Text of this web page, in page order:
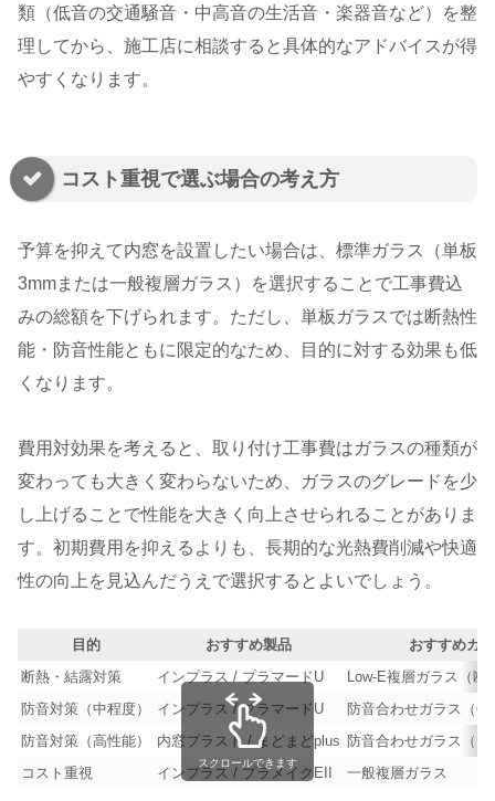
類（低音の交通騒音・中高音の生活音・楽器音など）を整
理してから、施工店に相談すると具体的なアドバイスが得
やすくなります。
コスト重視で選ぶ場合の考え方
予算を抑えて内窓を設置したい場合は、標準ガラス（単板
3mmまたは一般複層ガラス）を選択することで工事費込
みの総額を下げられます。ただし、単板ガラスでは断熱性
能・防音性能ともに限定的なため、目的に対する効果も低
くなります。
費用対効果を考えると、取り付け工事費はガラスの種類が
変わっても大きく変わらないため、ガラスのグレードを少
し上げることで性能を大きく向上させられることがありま
す。初期費用を抑えるよりも、長期的な光熱費削減や快適
性の向上を見込んだうえで選択するとよいでしょう。
目的 おすすめ製品
おすすめガ
断熱・結露対策
インプラス / プラマードU
Low-E複層ガラス（断
防音対策（中程度）
インプラス / プラマードU
防音合わせガラス（
防音対策（高性能）
内窓プラスト / まどまどplus 防音合わせガラス（
コスト重視
インプラス / プラメイクEII 一般複層ガラス
スクロールできます